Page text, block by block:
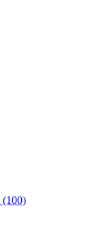
(100)